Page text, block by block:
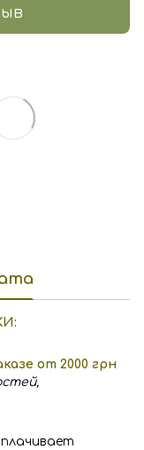
от 2000 грн